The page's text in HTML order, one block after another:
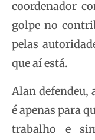
coordenador
golpe no
pelas
que aí está.
Alan defendeu,
é apenas para
trabalho e